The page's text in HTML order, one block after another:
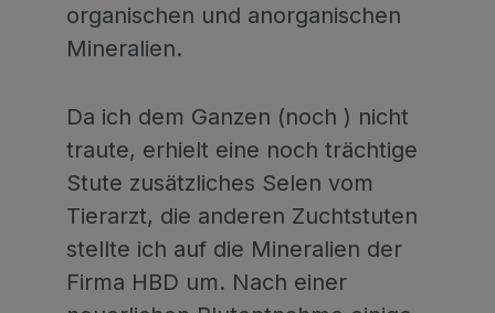
organischen und anorganischen
Mineralien.
Da ich dem Ganzen (noch ) nicht
traute, erhielt eine noch trächtige
Stute zusätzliches Selen vom
Tierarzt, die anderen Zuchtstuten
stellte ich auf die Mineralien der
Firma HBD um. Nach einer